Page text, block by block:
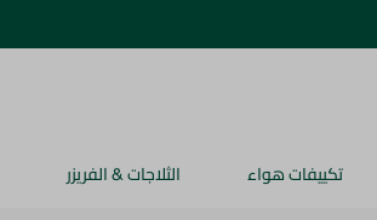
تكييفات هواء الثلاجات & الفريزر